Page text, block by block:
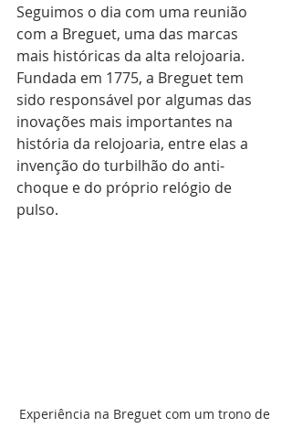
Seguimos o dia com uma reunião
com a Breguet, uma das marcas
mais históricas da alta relojoaria.
Fundada em 1775, a Breguet tem
sido responsável por algumas das
inovações mais importantes na
história da relojoaria, entre elas a
invenção do turbilhão do anti-
choque e do próprio relógio de
pulso.
Experiência na Breguet com um trono de